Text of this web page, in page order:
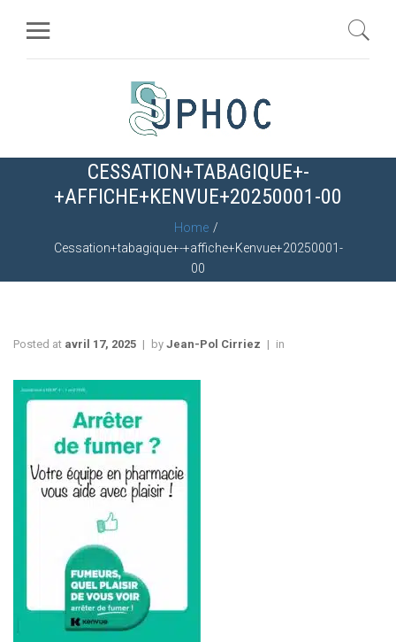
CESSATION+TABAGIQUE+-
+AFFICHE+KENVUE+20250001-00
Home
Cessation+tabagique+-+affiche+Kenvue+20250001-
00
Posted at avril 17, 2025 by Jean-Pol Cirriez in